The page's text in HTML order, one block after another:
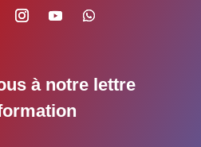
à notre lettre